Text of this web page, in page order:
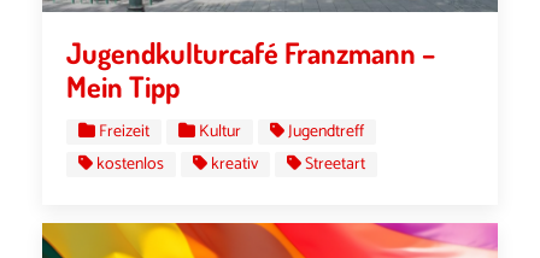
Jugendkulturcafé Franzmann –
Mein Tipp
Freizeit Kultur
Jugendtreff
kostenlos
kreativ Streetart